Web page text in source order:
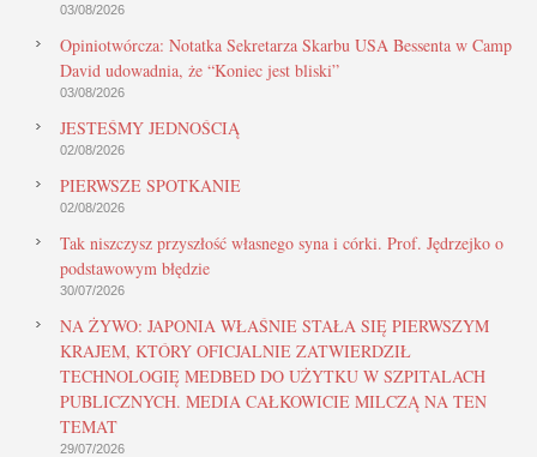
03/08/2026
Opiniotwórcza: Notatka Sekretarza Skarbu USA Bessenta w Camp
David udowadnia, że “Koniec jest bliski”
03/08/2026
JESTEŚMY JEDNOŚCIĄ
02/08/2026
PIERWSZE SPOTKANIE
02/08/2026
Tak niszczysz przyszłość własnego syna i córki. Prof. Jędrzejko o
podstawowym błędzie
30/07/2026
NA ŻYWO: JAPONIA WŁAŚNIE STAŁA SIĘ PIERWSZYM
KRAJEM, KTÓRY OFICJALNIE ZATWIERDZIŁ
TECHNOLOGIĘ MEDBED DO UŻYTKU W SZPITALACH
PUBLICZNYCH. MEDIA CAŁKOWICIE MILCZĄ NA TEN
TEMAT
29/07/2026